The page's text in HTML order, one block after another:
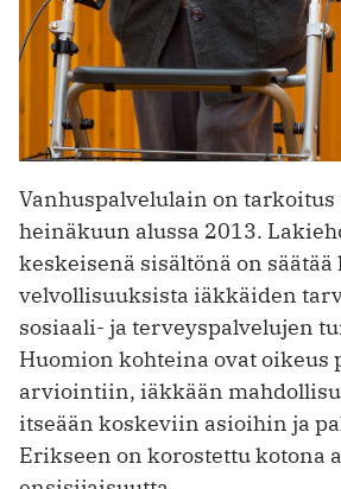
Vanhuspalvelulain on
heinäkuun alussa 2013.
keskeisenä sisältönä on
velvollisuuksista iäkkäiden
sosiaali- ja terveyspalvelujen
Huomion kohteina ovat oikeus
arviointiin, iäkkään
itseään koskeviin asioihin ja
Erikseen on korostettu kotona